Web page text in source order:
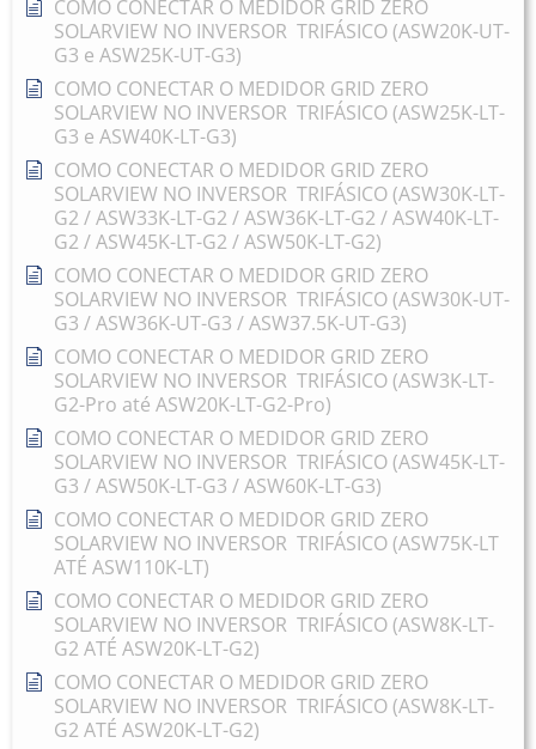
COMO CONECTAR O MEDIDOR GRID ZERO
SOLARVIEW NO INVERSOR TRIFÁSICO (ASW20K-UT-
G3 e ASW25K-UT-G3)
COMO CONECTAR O MEDIDOR GRID ZERO
SOLARVIEW NO INVERSOR TRIFÁSICO (ASW25K-LT-
G3 e ASW40K-LT-G3)
COMO CONECTAR O MEDIDOR GRID ZERO
SOLARVIEW NO INVERSOR TRIFÁSICO (ASW30K-LT-
G2 / ASW33K-LT-G2 / ASW36K-LT-G2 / ASW40K-LT-
G2 / ASW45K-LT-G2 / ASW50K-LT-G2)
COMO CONECTAR O MEDIDOR GRID ZERO
SOLARVIEW NO INVERSOR TRIFÁSICO (ASW30K-UT-
G3 / ASW36K-UT-G3 / ASW37.5K-UT-G3)
COMO CONECTAR O MEDIDOR GRID ZERO
SOLARVIEW NO INVERSOR TRIFÁSICO (ASW3K-LT-
G2-Pro até ASW20K-LT-G2-Pro)
COMO CONECTAR O MEDIDOR GRID ZERO
SOLARVIEW NO INVERSOR TRIFÁSICO (ASW45K-LT-
G3 / ASW50K-LT-G3 / ASW60K-LT-G3)
COMO CONECTAR O MEDIDOR GRID ZERO
SOLARVIEW NO INVERSOR TRIFÁSICO (ASW75K-LT
ATÉ ASW110K-LT)
COMO CONECTAR O MEDIDOR GRID ZERO
SOLARVIEW NO INVERSOR TRIFÁSICO (ASW8K-LT-
G2 ATÉ ASW20K-LT-G2)
COMO CONECTAR O MEDIDOR GRID ZERO
SOLARVIEW NO INVERSOR TRIFÁSICO (ASW8K-LT-
G2 ATÉ ASW20K-LT-G2)